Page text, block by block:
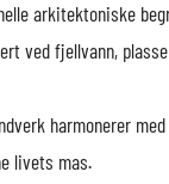
arkitektoniske
ved fjellvann,
harmonerer
livets mas.